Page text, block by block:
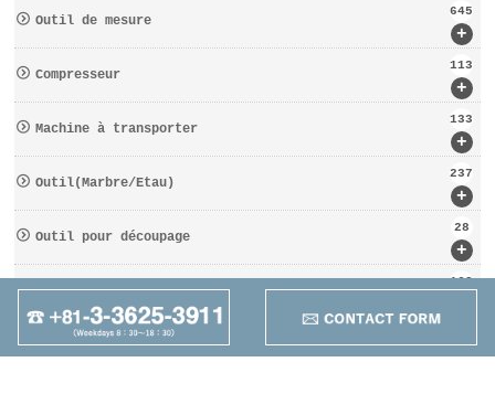
+
Outil de mesure
645
+
Compresseur
113
+
Machine à transporter
133
+
Outil(Marbre/Etau)
237
+
Outil pour découpage
28
D′OUTILS COUPANTS
162
+
Autres